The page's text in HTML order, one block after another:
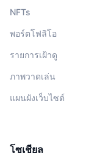
NFTs
พอร์ตโฟลิโอ
รายการเฝ้าดู
ภาพวาดเล่น
แผนผังเว็บไซต์
โซเชียล